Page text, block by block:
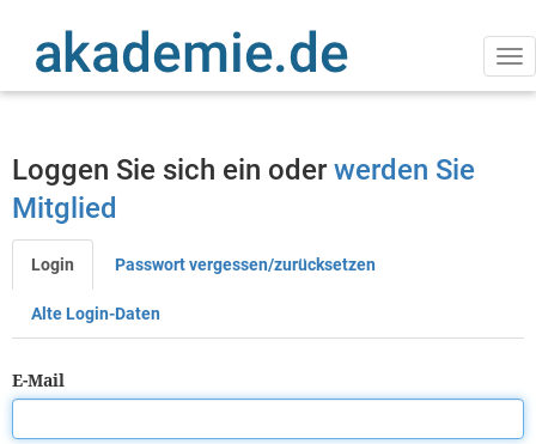
Inhalt
Loggen Sie sich ein oder werden Sie
Mitglied
Primäre
Reiter
Login Passwort vergessen/zurücksetzen
Alte Login-Daten
E-Mail